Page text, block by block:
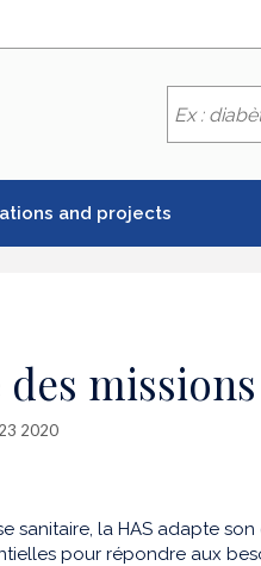
and projects
2020
sanitaire, la HAS adapte
pour répondre aux